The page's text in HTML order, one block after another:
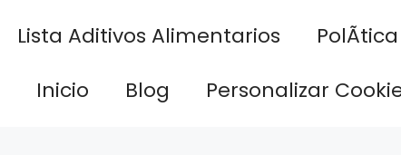
Lista Aditivos Alimentarios
Inicio Blog Personalizar